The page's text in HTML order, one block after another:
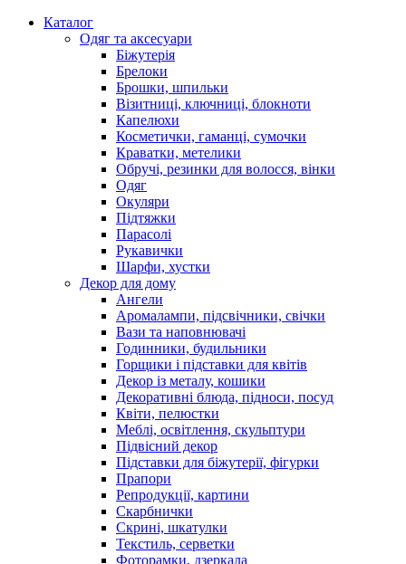
Каталог
Oдяг та аксесуари
Біжутерія
Брелоки
Брошки, шпильки
Візитниці, ключниці, блокноти
Капелюхи
Косметички, гаманці, сумочки
Краватки, метелики
Обручі, резинки для волосся, вінки
Одяг
Окуляри
Підтяжки
Парасолі
Рукавички
Шарфи, хустки
Декор для дому
Ангели
Аромалампи, підсвічники, свічки
Вази та наповнювачі
Годинники, будильники
Горщики і підставки для квітів
Декор із металу, кошики
Декоративні блюда, підноси, посуд
Квіти, пелюстки
Меблі, освітлення, скульптури
Підвісний декор
Підставки для біжутерії, фігурки
Прапори
Репродукції, картини
Скарбнички
Скрині, шкатулки
Текстиль, серветки
Фоторамки, дзеркала